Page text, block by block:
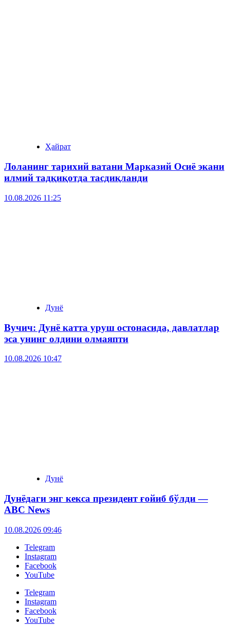
Ҳайрат
Лоланинг тарихий ватани Марказий Осиё экани
илмий тадқиқотда тасдиқланди
10.08.2026 11:25
Дунё
Вучич: Дунё катта уруш остонасида, давлатлар
эса унинг олдини олмаяпти
10.08.2026 10:47
Дунё
Дунёдаги энг кекса президент ғойиб бўлди —
ABC News
10.08.2026 09:46
Telegram
Instagram
Facebook
YouTube
Telegram
Instagram
Facebook
YouTube